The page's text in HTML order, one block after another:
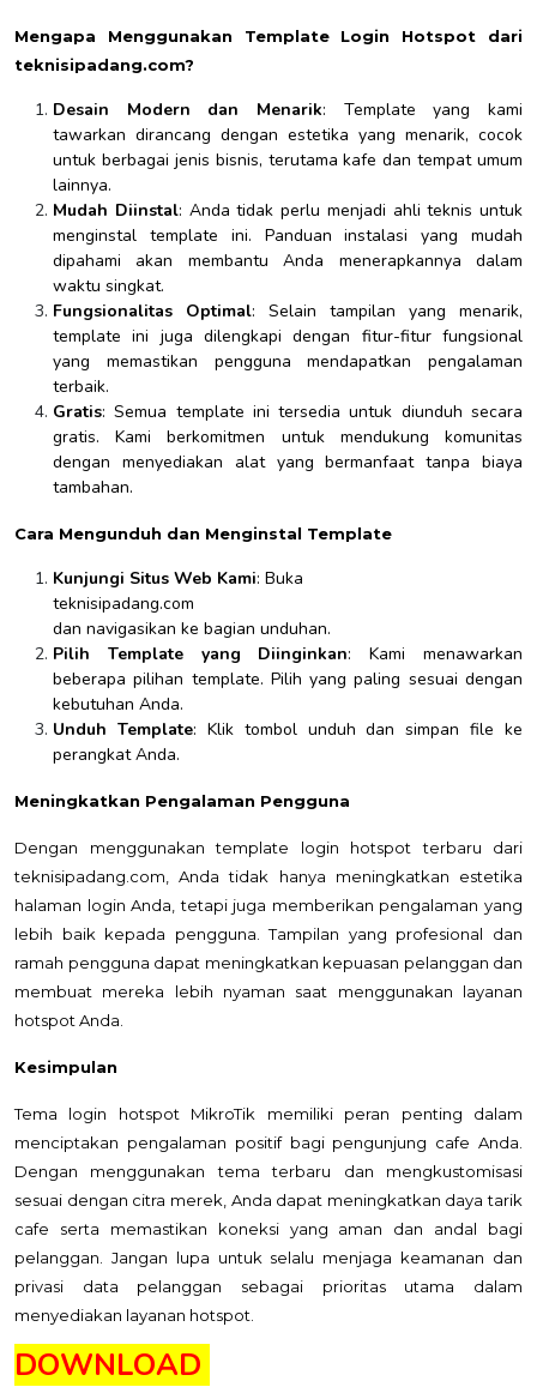
Mengapa Menggunakan Template Login Hotspot dari
teknisipadang.com?
Desain Modern dan Menarik: Template yang kami
tawarkan dirancang dengan estetika yang menarik, cocok
untuk berbagai jenis bisnis, terutama kafe dan tempat umum
lainnya.
Mudah Diinstal: Anda tidak perlu menjadi ahli teknis untuk
menginstal template ini. Panduan instalasi yang mudah
dipahami akan membantu Anda menerapkannya dalam
waktu singkat.
Fungsionalitas Optimal: Selain tampilan yang menarik,
template ini juga dilengkapi dengan fitur-fitur fungsional
yang memastikan pengguna mendapatkan pengalaman
terbaik.
Gratis: Semua template ini tersedia untuk diunduh secara
gratis. Kami berkomitmen untuk mendukung komunitas
dengan menyediakan alat yang bermanfaat tanpa biaya
tambahan.
Cara Mengunduh dan Menginstal Template
Kunjungi Situs Web Kami: Buka
teknisipadang.com
dan navigasikan ke bagian unduhan.
Pilih Template yang Diinginkan: Kami menawarkan
beberapa pilihan template. Pilih yang paling sesuai dengan
kebutuhan Anda.
Unduh Template: Klik tombol unduh dan simpan file ke
perangkat Anda.
Meningkatkan Pengalaman Pengguna
Dengan menggunakan template login hotspot terbaru dari
teknisipadang.com, Anda tidak hanya meningkatkan estetika
halaman login Anda, tetapi juga memberikan pengalaman yang
lebih baik kepada pengguna. Tampilan yang profesional dan
ramah pengguna dapat meningkatkan kepuasan pelanggan dan
membuat mereka lebih nyaman saat menggunakan layanan
hotspot Anda.
Kesimpulan
Tema login hotspot MikroTik memiliki peran penting dalam
menciptakan pengalaman positif bagi pengunjung cafe Anda.
Dengan menggunakan tema terbaru dan mengkustomisasi
sesuai dengan citra merek, Anda dapat meningkatkan daya tarik
cafe serta memastikan koneksi yang aman dan andal bagi
pelanggan. Jangan lupa untuk selalu menjaga keamanan dan
privasi data pelanggan sebagai prioritas utama dalam
menyediakan layanan hotspot.
DOWNLOAD